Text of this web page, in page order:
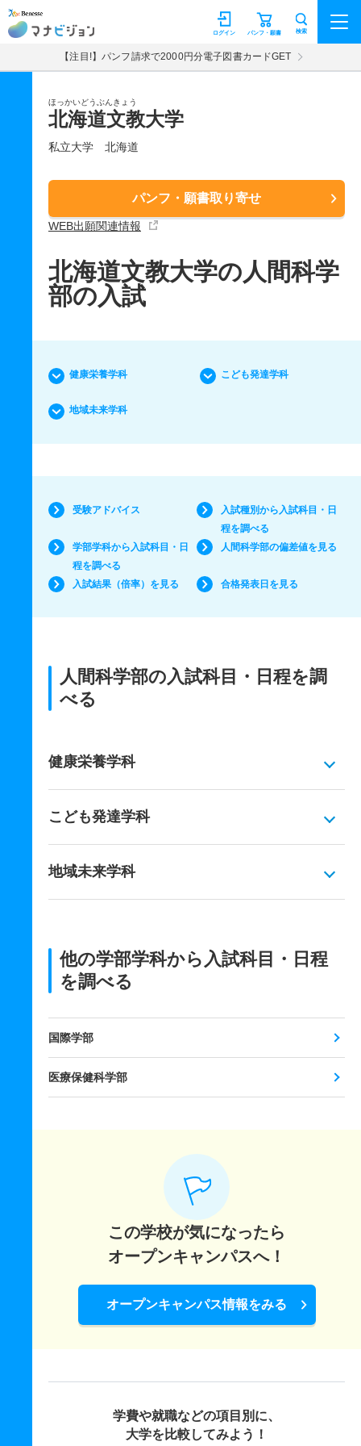
マナビジョン パンフ・願書
ログイン 検索
【注目!】パンフ請求で2000円分電子図書カードGET
ほっかいどうぶんきょう
北海道文教大学
私立大学 北海道
パンフ・願書取り寄せ
WEB出願関連情報
北海道文教大学の人間科学
部の入試
健康栄養学科 こども発達学科
地域未来学科
受験アドバイス
入試種別から入試科目・日
程を調べる
学部学科から入試科目・日
程を調べる
人間科学部の偏差値を見る
入試結果（倍率）を見る 合格発表日を見る
人間科学部の入試科目・日程を調
べる
健康栄養学科
こども発達学科
地域未来学科
他の学部学科から入試科目・日程
を調べる
国際学部
医療保健科学部
この学校が気になったら
オープンキャンパスへ！
オープンキャンパス情報をみる
学費や就職などの項目別に、
大学を比較してみよう！